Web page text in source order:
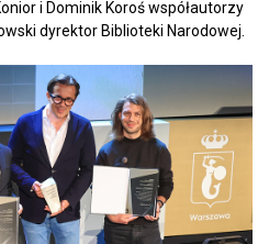
i Dominik Koroś współautorzy
dyrektor Biblioteki Narodowej.